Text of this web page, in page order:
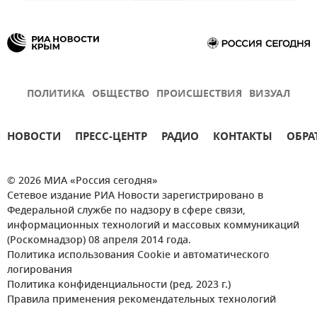
ПОЛИТИКА ОБЩЕСТВО ПРОИСШЕСТВИЯ ВИЗУАЛ
НОВОСТИ ПРЕСС-ЦЕНТР РАДИО КОНТАКТЫ
© 2026 МИА «Россия сегодня»
Сетевое издание РИА Новости зарегистрировано в
Федеральной службе по надзору в сфере связи,
информационных технологий и массовых коммуникаций
(Роскомнадзор) 08 апреля 2014 года.
Политика использования Cookie и автоматического
логирования
Политика конфиденциальности (ред. 2023 г.)
Правила применения рекомендательных технологий